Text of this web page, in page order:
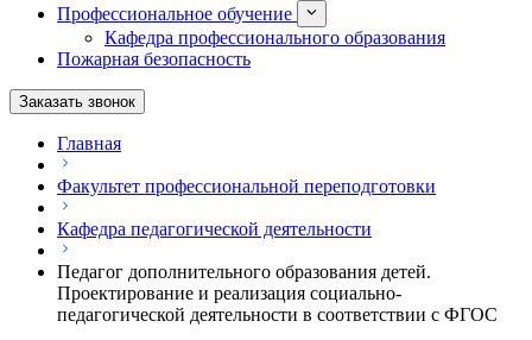
Профессиональное обучение
Кафедра профессионального образования
Пожарная безопасность
Заказать звонок
Главная
Факультет профессиональной переподготовки
Кафедра педагогической деятельности
Педагог дополнительного образования детей.
Проектирование и реализация социально-
педагогической деятельности в соответствии с ФГОС